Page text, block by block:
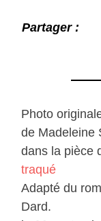
Partager :
Photo
de Madeleine
dans la pièce
traqué
Adapté du
Dard.